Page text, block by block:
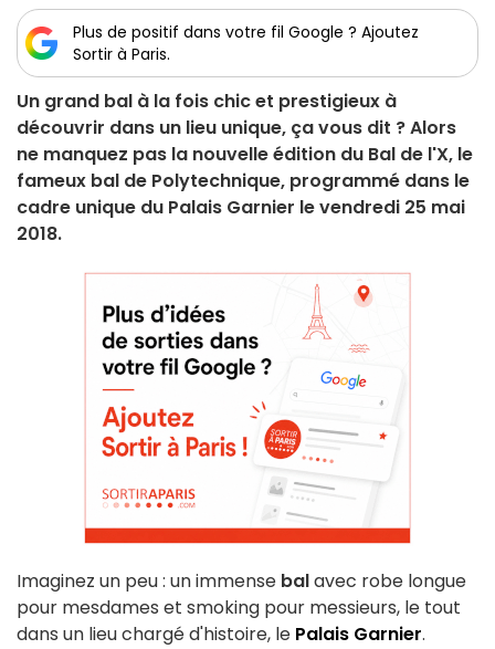
Plus de positif dans votre fil Google ? Ajoutez
Sortir à Paris.
Un grand bal à la fois chic et prestigieux à
découvrir dans un lieu unique, ça vous dit ? Alors
ne manquez pas la nouvelle édition du Bal de l'X, le
fameux bal de Polytechnique, programmé dans le
cadre unique du Palais Garnier le vendredi 25 mai
2018.
Imaginez un peu : un immense balavec robe longue
pour mesdames et smoking pour messieurs, le tout
dans un lieu chargé d'histoire, le Palais Garnier.